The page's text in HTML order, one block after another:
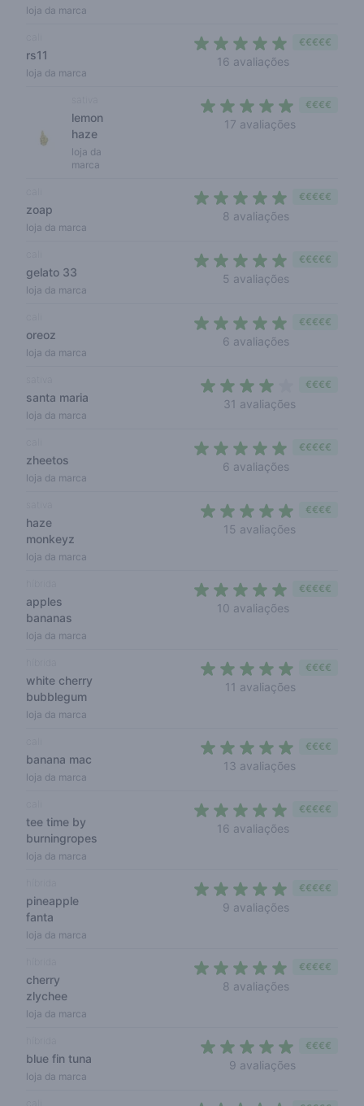
loja da marca
rs11
loja da marca
16 avaliações
€€€€€
lemon
haze
loja da
marca
17 avaliações
€€€€
zoap
loja da marca
8 avaliações
€€€€€
gelato 33
loja da marca
5 avaliações
€€€€€
oreoz
loja da marca
6 avaliações
€€€€€
santa maria
loja da marca
31 avaliações
€€€€
zheetos
loja da marca
6 avaliações
€€€€€
haze
monkeyz
loja da marca
15 avaliações
€€€€
apples
bananas
loja da marca
10 avaliações
€€€€€
white cherry
bubblegum
loja da marca
11 avaliações
€€€€
banana mac
loja da marca
13 avaliações
€€€€
tee time by
burningropes
loja da marca
16 avaliações
€€€€€
pineapple
fanta
loja da marca
9 avaliações
€€€€€
cherry
zlychee
loja da marca
8 avaliações
€€€€€
blue fin tuna
loja da marca
9 avaliações
€€€€